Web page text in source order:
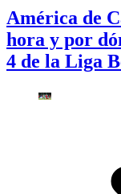
América de
hora y por
4 de la Liga